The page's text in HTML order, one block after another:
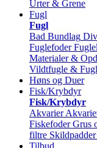
Urter & Grene
Fugl
Fugl
Bad Bundlag
Fuglefoder
Materialer &
Vildtfugle &
Høns og Duer
Fisk/Krybdyr
Fisk/Krybdyr
Akvarier
Fiskefoder Grus
filtre Skildpadder
Tilbud